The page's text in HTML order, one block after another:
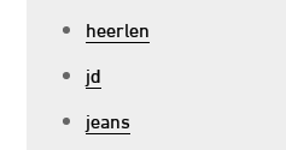
heerlen
jd
jeans